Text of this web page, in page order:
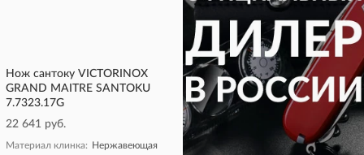
Нож сантоку VICTORINOX
GRAND MAITRE SANTOKU
7.7323.17G
22 641 руб.
Материал клинка: Нержавеющая